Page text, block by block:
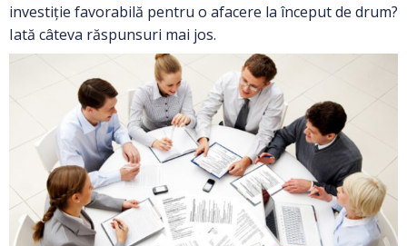
investiție favorabilă pentru o afacere la început de drum?
Iată câteva răspunsuri mai jos.